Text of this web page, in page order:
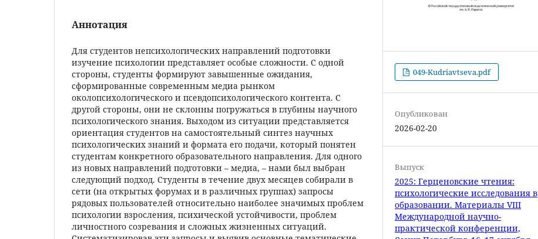
Аннотация
Для студентов непсихологических направлений подготовки
изучение психологии представляет особые сложности. С одной
стороны, студенты формируют завышенные ожидания,
сформированные современным медиа рынком
околопсихологического и псевдопсихологического контента. С
другой стороны, они не склонны погружаться в глубины научного
психологического знания. Выходом из ситуации представляется
ориентация студентов на самостоятельный синтез научных
психологических знаний и формата его подачи, который понятен
студентам конкретного образовательного направления. Для одного
из новых направлений подготовки – медиа, – нами был выбран
следующий подход. Студенты в течение двух месяцев собирали в
сети (на открытых форумах и в различных группах) запросы
рядовых пользователей относительно наиболее значимых проблем
психологии взросления, психической устойчивости, проблем
личностного созревания и сложных жизненных ситуаций.
049-Kudriavtseva.pdf
Опубликован
2026-02-20
Выпуск
2025: Герценовские чтения:
психологические исследования в
образовании. Материалы VIII
Международной научно-
практической конференции,